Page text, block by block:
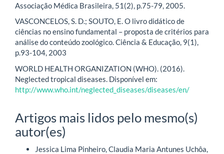
Associação Médica Brasileira, 51(2), p.75-79, 2005.
VASCONCELOS, S. D.; SOUTO, E. O livro didático de
ciências no ensino fundamental – proposta de critérios para
análise do conteúdo zoológico. Ciência & Educação, 9(1),
p.93-104, 2003
WORLD HEALTH ORGANIZATION (WHO). (2016).
Neglected tropical diseases. Disponível em:
http://www.who.int/neglected_diseases/diseases/en/
Artigos mais lidos pelo mesmo(s)
autor(es)
Jessica Lima Pinheiro, Claudia Maria Antunes Uchôa,